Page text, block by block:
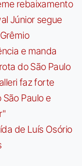
rebaixamento
Júnior segue
e manda
do São Paulo
faz forte
Paulo e
de Luís Osório